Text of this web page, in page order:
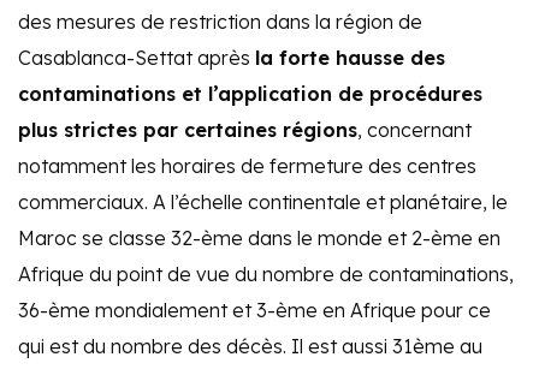
des mesures de restriction dans la région de
Casablanca-Settat après la forte hausse des
contaminations et l’application de procédures
plus strictes par certaines régions, concernant
notamment les horaires de fermeture des centres
commerciaux. A l’échelle continentale et planétaire, le
Maroc se classe 32-ème dans le monde et 2-ème en
Afrique du point de vue du nombre de contaminations,
36-ème mondialement et 3-ème en Afrique pour ce
qui est du nombre des décès. Il est aussi 31ème au